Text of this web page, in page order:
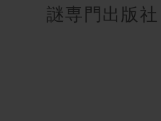
謎専門出版社